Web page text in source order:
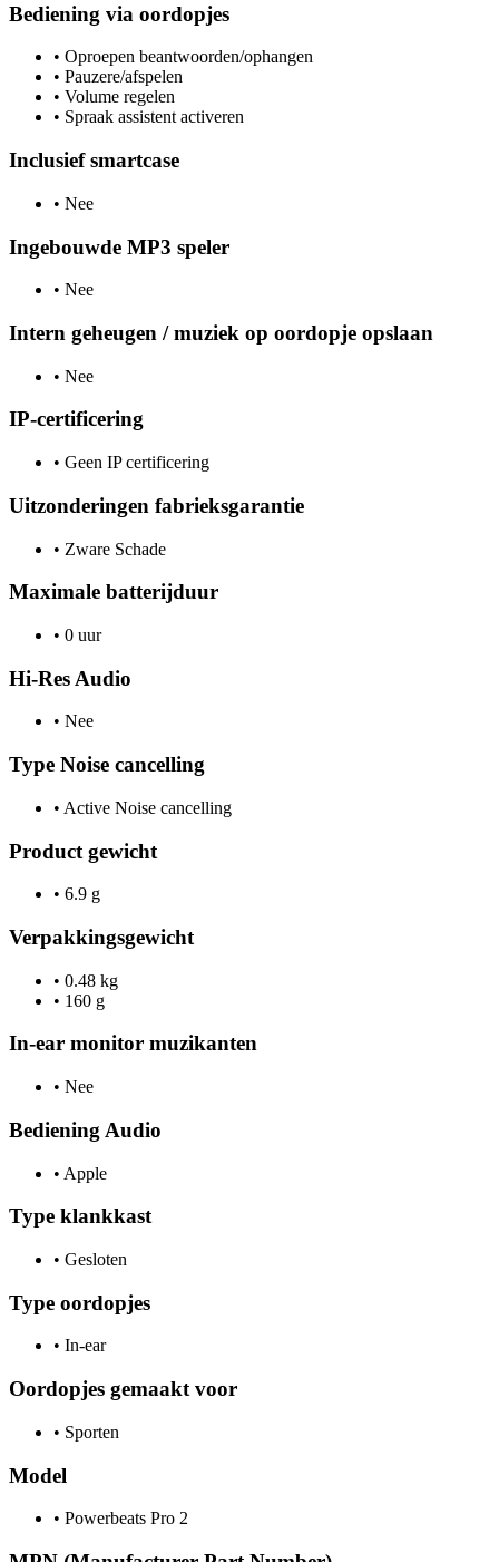
Bediening via oordopjes
• Oproepen beantwoorden/ophangen
• Pauzere/afspelen
• Volume regelen
• Spraak assistent activeren
Inclusief smartcase
• Nee
Ingebouwde MP3 speler
• Nee
Intern geheugen / muziek op oordopje opslaan
• Nee
IP-certificering
• Geen IP certificering
Uitzonderingen fabrieksgarantie
• Zware Schade
Maximale batterijduur
• 0 uur
Hi-Res Audio
• Nee
Type Noise cancelling
• Active Noise cancelling
Product gewicht
• 6.9 g
Verpakkingsgewicht
• 0.48 kg
• 160 g
In-ear monitor muzikanten
• Nee
Bediening Audio
• Apple
Type klankkast
• Gesloten
Type oordopjes
• In-ear
Oordopjes gemaakt voor
• Sporten
Model
• Powerbeats Pro 2